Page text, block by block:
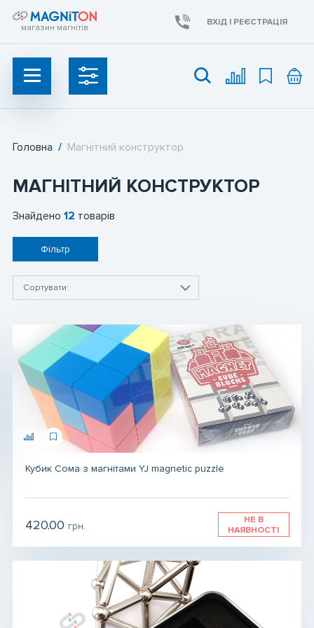
магазин магнітів
ВХІД І РЕЄСТРАЦІЯ
Неодимові магніти
Ферритові магніти
Пошукові магніти
Магніт для біжутерії
Магніти для зварювання
Конструктори, ігри магнітні
Магнітний вініл
Магніт сегмент, магніт сектор
Розмагнічувач
Головна / Магнітний конструктор
МАГНІТНИЙ КОНСТРУКТОР
Знайдено 12 товарів
Фільтр
Кубик Сома з магнітами YJ magnetic puzzle
420.00 грн.
НЕ В
НАЯВНОСТІ